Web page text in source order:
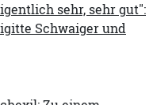
sehr, sehr gut":
Schwaiger und